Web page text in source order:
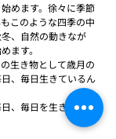
めます。徐々に季節
このような四季の中
、自然の動きなが
ます。
生き物として歳月の
、毎日生きているん
、毎日を生きて行き